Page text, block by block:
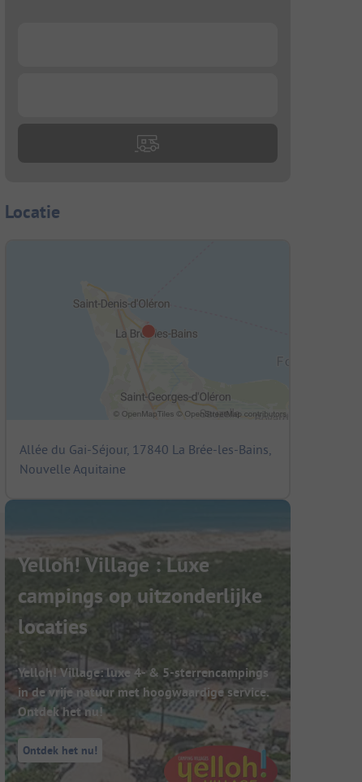
Locatie
Allée du Gai-Séjour, 17840 La Brée-les-Bains,
Nouvelle Aquitaine
Yelloh! Village : Luxe
campings op uitzonderlijke
locaties
Yelloh! Village: luxe 4- & 5-sterrencampings
in de vrije natuur met hoogwaardige service.
Ontdek het nu!
Ontdek het nu!